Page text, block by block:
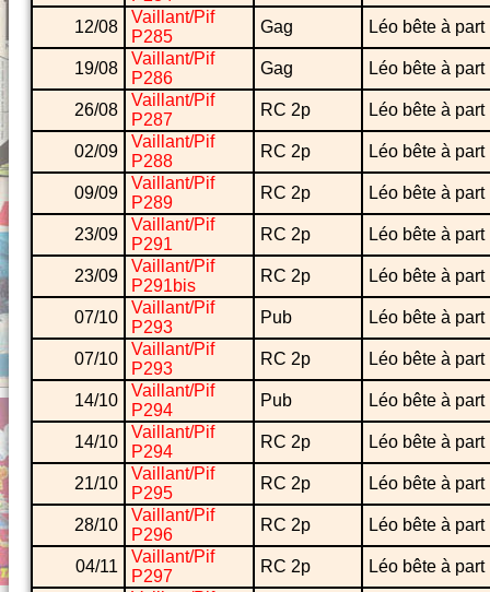
12/08
Vaillant/Pif
P285
Gag Léo bête à part
19/08
Vaillant/Pif
P286
Gag Léo bête à part
26/08
Vaillant/Pif
P287
RC 2p Léo bête à part
02/09
Vaillant/Pif
P288
RC 2p Léo bête à part
09/09
Vaillant/Pif
P289
RC 2p Léo bête à part
23/09
Vaillant/Pif
P291
RC 2p Léo bête à part
23/09
Vaillant/Pif
P291bis
RC 2p Léo bête à part
07/10
Vaillant/Pif
P293
Pub Léo bête à part
07/10
Vaillant/Pif
P293
RC 2p Léo bête à part
14/10
Vaillant/Pif
P294
Pub Léo bête à part
14/10
Vaillant/Pif
P294
RC 2p Léo bête à part
21/10
Vaillant/Pif
P295
RC 2p Léo bête à part
28/10
Vaillant/Pif
P296
RC 2p Léo bête à part
04/11
Vaillant/Pif
P297
RC 2p Léo bête à part